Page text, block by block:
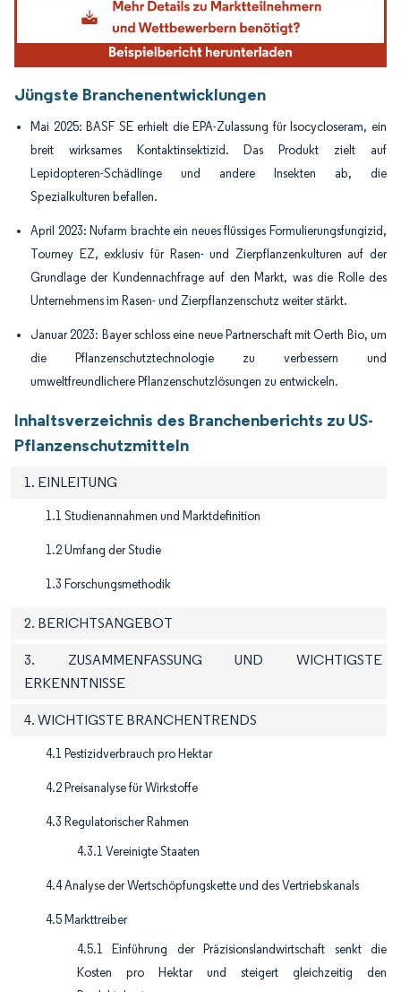
Jüngste Branchenentwicklungen
Mai 2025: BASF SE erhielt die EPA-Zulassung für Isocycloseram, ein
breit wirksames Kontaktinsektizid. Das Produkt zielt auf
Lepidopteren-Schädlinge und andere Insekten ab, die
Spezialkulturen befallen.
April 2023: Nufarm brachte ein neues flüssiges Formulierungsfungizid,
Tourney EZ, exklusiv für Rasen- und Zierpflanzenkulturen auf der
Grundlage der Kundennachfrage auf den Markt, was die Rolle des
Unternehmens im Rasen- und Zierpflanzenschutz weiter stärkt.
Januar 2023: Bayer schloss eine neue Partnerschaft mit Oerth Bio, um
die Pflanzenschutztechnologie zu verbessern und
umweltfreundlichere Pflanzenschutzlösungen zu entwickeln.
Inhaltsverzeichnis des Branchenberichts zu US-
Pflanzenschutzmitteln
1. EINLEITUNG
1.1 Studienannahmen und Marktdefinition
1.2 Umfang der Studie
1.3 Forschungsmethodik
2. BERICHTSANGEBOT
3. ZUSAMMENFASSUNG UND WICHTIGSTE
ERKENNTNISSE
4. WICHTIGSTE BRANCHENTRENDS
4.1 Pestizidverbrauch pro Hektar
4.2 Preisanalyse für Wirkstoffe
4.3 Regulatorischer Rahmen
4.3.1 Vereinigte Staaten
4.4 Analyse der Wertschöpfungskette und des Vertriebskanals
4.5 Markttreiber
4.5.1 Einführung der Präzisionslandwirtschaft senkt die
Kosten pro Hektar und steigert gleichzeitig den